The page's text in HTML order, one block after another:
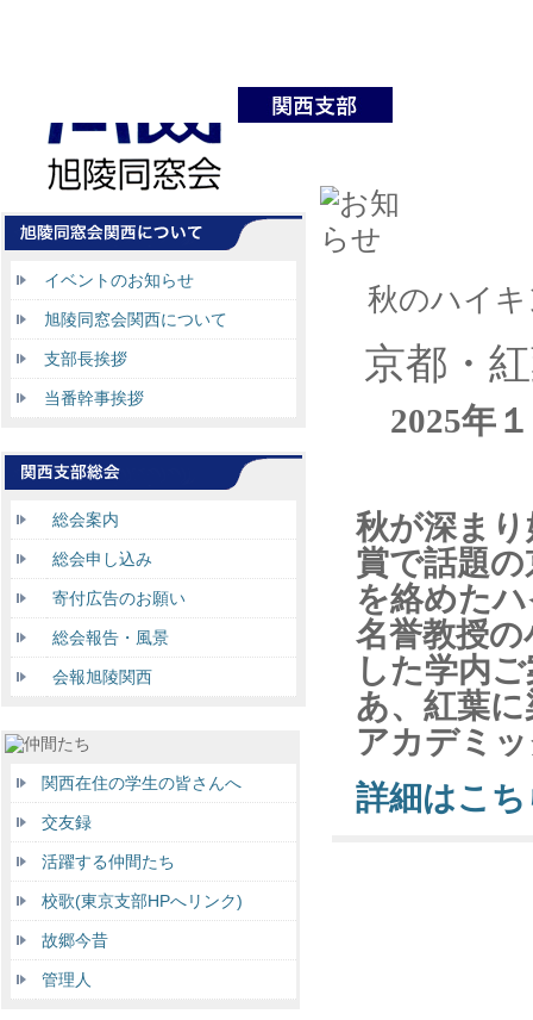
イベントのお知らせ
旭陵同窓会関西について
支部長挨拶
当番幹事挨拶
総会案内
総会申し込み
寄付広告のお願い
総会報告・風景
会報旭陵関西
関西在住の学生の皆さんへ
交友録
活躍する仲間たち
校歌(東京支部HPへリンク)
故郷今昔
管理人
秋のハイ
京都・
2025年
秋が深ま
賞で話題
を絡めた
名誉教授
した学内
あ、紅葉
アカデミ
詳細はこ